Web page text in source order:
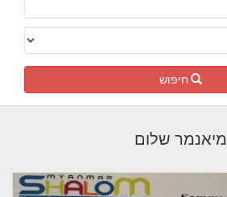
חיפוש
מיאנמר שלום